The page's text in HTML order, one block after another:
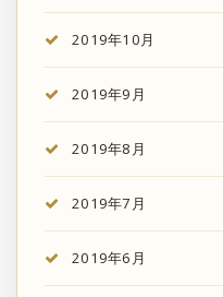
2019年10月
2019年9月
2019年8月
2019年7月
2019年6月